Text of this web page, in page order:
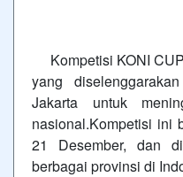
Kompetisi KONI
yang
Jakarta untuk
nasional.Kompetisi ini
21 Desember, dan
berbagai provinsi di